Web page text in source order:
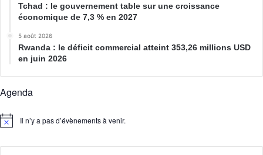
Tchad : le gouvernement table sur une croissance
économique de 7,3 % en 2027
5 août 2026
Rwanda : le déficit commercial atteint 353,26 millions USD
en juin 2026
Agenda
N
Il n’y a pas d’évènements à venir.